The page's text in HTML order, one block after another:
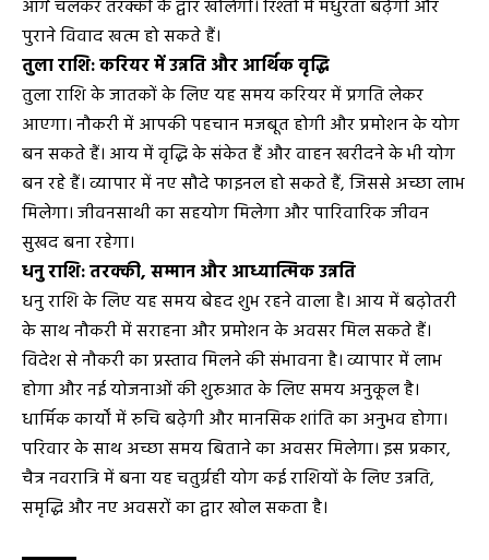
आगे चलकर तरक्की के द्वार खोलेंगी। रिश्तों में मधुरता बढ़ेगी और
पुराने विवाद खत्म हो सकते हैं।
तुला राशि: करियर में उन्नति और आर्थिक वृद्धि
तुला राशि के जातकों के लिए यह समय करियर में प्रगति लेकर
आएगा। नौकरी में आपकी पहचान मजबूत होगी और प्रमोशन के योग
बन सकते हैं। आय में वृद्धि के संकेत हैं और वाहन खरीदने के भी योग
बन रहे हैं। व्यापार में नए सौदे फाइनल हो सकते हैं, जिससे अच्छा लाभ
मिलेगा। जीवनसाथी का सहयोग मिलेगा और पारिवारिक जीवन
सुखद बना रहेगा।
धनु राशि: तरक्की, सम्मान और आध्यात्मिक उन्नति
धनु राशि के लिए यह समय बेहद शुभ रहने वाला है। आय में बढ़ोतरी
के साथ नौकरी में सराहना और प्रमोशन के अवसर मिल सकते हैं।
विदेश से नौकरी का प्रस्ताव मिलने की संभावना है। व्यापार में लाभ
होगा और नई योजनाओं की शुरुआत के लिए समय अनुकूल है।
धार्मिक कार्यों में रुचि बढ़ेगी और मानसिक शांति का अनुभव होगा।
परिवार के साथ अच्छा समय बिताने का अवसर मिलेगा। इस प्रकार,
चैत्र नवरात्रि में बना यह चतुर्ग्रही योग कई राशियों के लिए उन्नति,
समृद्धि और नए अवसरों का द्वार खोल सकता है।